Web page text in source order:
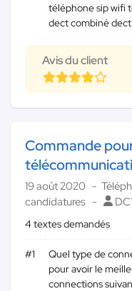
téléphone sip wifi
dect combiné
Avis du client
Commande
19 août 2020
candidatures
4 textes demandés
#1
Quel type de
pour avoir le
connections